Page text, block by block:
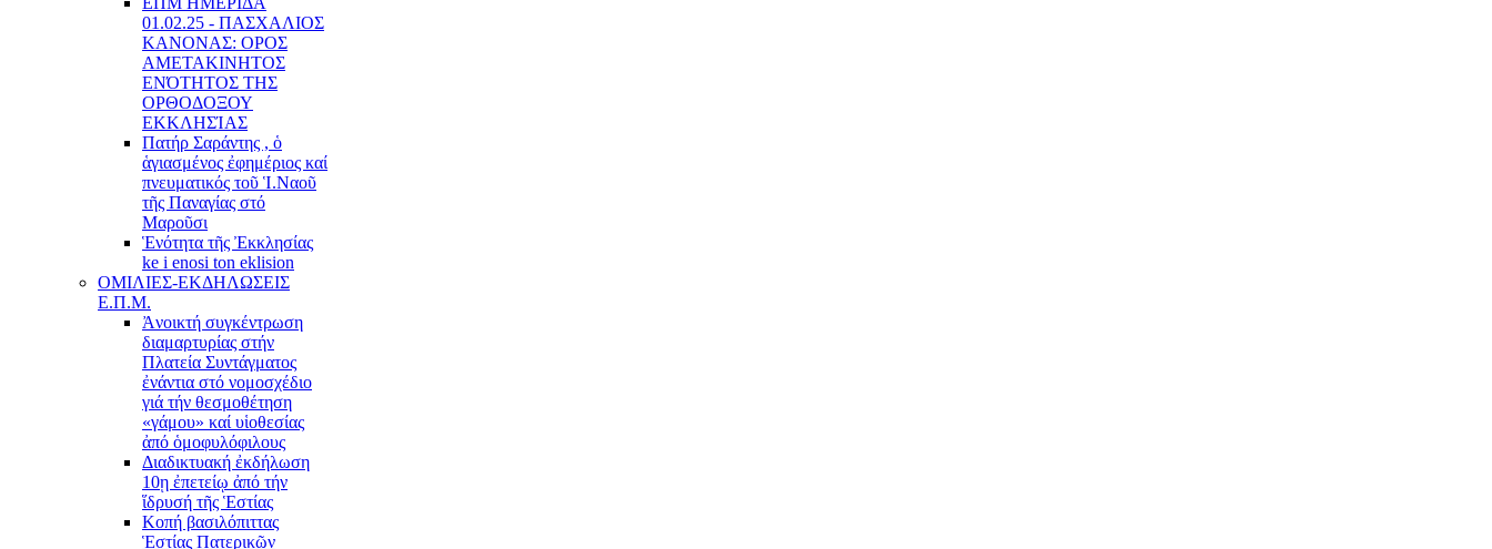
01.02.25 - ΠΑΣΧΑΛΙΟΣ
ΚΑΝΟΝΑΣ: ΟΡΟΣ
ΑΜΕΤΑΚΙΝΗΤΟΣ
ΕΝΌΤΗΤΟΣ ΤΗΣ
ΟΡΘΟΔΟΞΟΥ
ΕΚΚΛΗΣΊΑΣ
Πατήρ Σαράντης , ὁ
ἁγιασμένος ἐφημέριος καί
πνευματικός τοῦ Ἱ.Ναοῦ
τῆς Παναγίας στό
Μαροῦσι
Ἑνότητα τῆς Ἐκκλησίας
ke i enosi ton eklision
ΟΜΙΛΙΕΣ-ΕΚΔΗΛΩΣΕΙΣ
Ε.Π.Μ.
Ἀνοικτή συγκέντρωση
διαμαρτυρίας στήν
Πλατεία Συντάγματος
ἐνάντια στό νομοσχέδιο
γιά τήν θεσμοθέτηση
«γάμου» καί υἱοθεσίας
ἀπό ὁμοφυλόφιλους
Διαδικτυακή ἐκδήλωση
10ῃ ἐπετείῳ ἀπό τήν
ἵδρυσή τῆς Ἑστίας
Κοπή βασιλόπιττας
Ἑστίας Πατερικῶν